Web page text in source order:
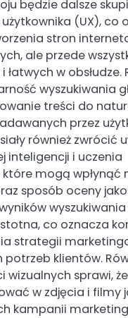
będzie dalsze
(UX), co
stron
ale przede
w obsłudze.
wyszukiwania
treści do
przez
również zwrócić
inteligencji i uczenia
mogą
sposób oceny
co oznacza
strategii
klientów.
wizualnych sprawi,
w zdjęcia i filmy
kampanii